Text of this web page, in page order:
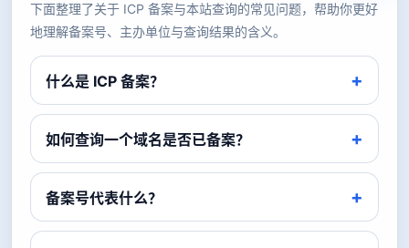
下面整理了关于 ICP 备案与本站查询的常见问题，帮助你更好
地理解备案号、主办单位与查询结果的含义。
什么是 ICP 备案？
如何查询一个域名是否已备案？
备案号代表什么？